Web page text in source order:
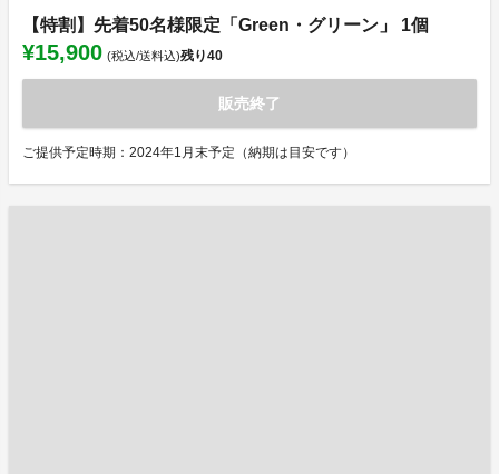
【特割】先着50名様限定「Green・グリーン」 1個
¥15,900 (税込/送料込)残り40
販売終了
ご提供予定時期：2024年1月末予定（納期は目安です）